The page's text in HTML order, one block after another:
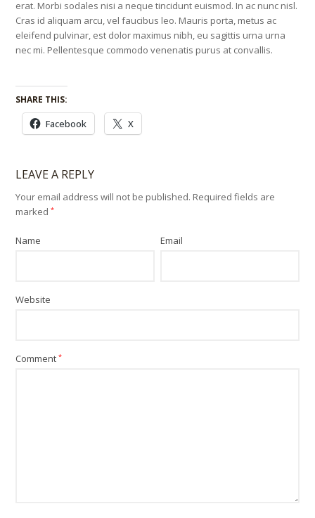
erat. Morbi sodales nisi a neque tincidunt euismod. In ac nunc nisl.
Cras id aliquam arcu, vel faucibus leo. Mauris porta, metus ac
eleifend pulvinar, est dolor maximus nibh, eu sagittis urna urna
nec mi. Pellentesque commodo venenatis purus at convallis.
SHARE THIS:
Facebook X
LEAVE A REPLY
Your email address will not be published. Required fields are
marked*
Name Email
Website
Comment*